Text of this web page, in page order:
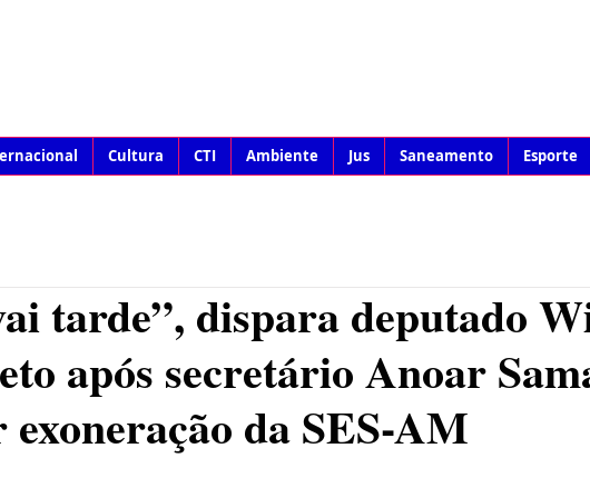
Cultura CTI Ambiente Jus Saneamento Esporte
tarde”, dispara deputado
após secretário Anoar
da SES-AM